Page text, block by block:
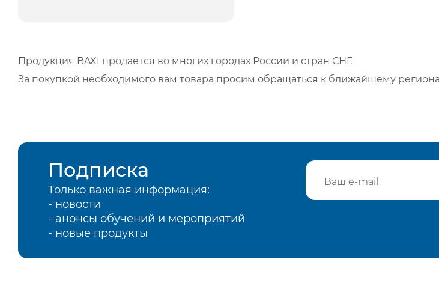
Продукция BAXI продается во многих городах России и стран СНГ.
За покупкой необходимого вам товара просим обращаться к ближайшему
Подписка
Только важная информация:
- новости
- анонсы обучений и мероприятий
- новые продукты